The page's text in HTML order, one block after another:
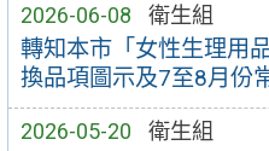
2026-06-08 衛生組
轉知本市「女性生理用
換品項圖示及7至8月份
2026-05-20 衛生組